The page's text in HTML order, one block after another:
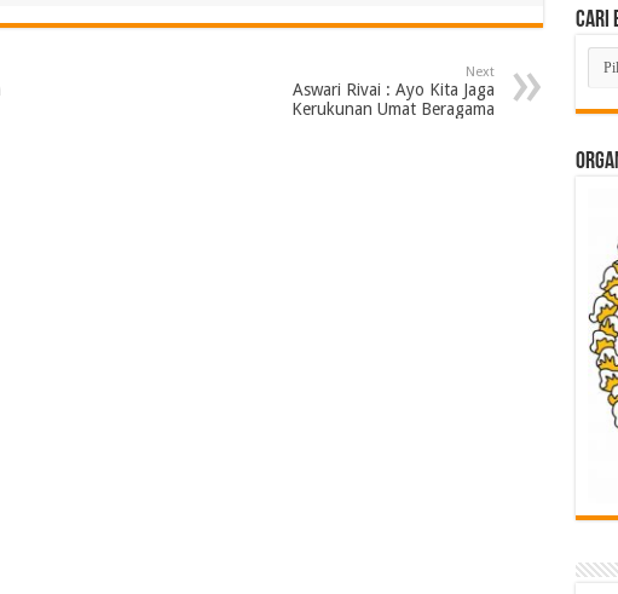
Next
Aswari Rivai : Ayo Kita Jaga
Kerukunan Umat Beragama
Cari
Cari
di